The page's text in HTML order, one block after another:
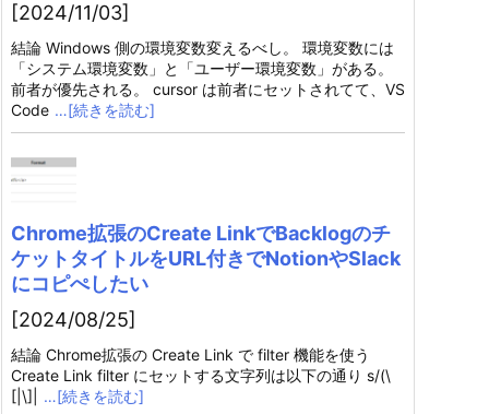
[2024/11/03]
結論 Windows 側の環境変数変えるべし。 環境変数には
「システム環境変数」と「ユーザー環境変数」がある。
前者が優先される。 cursor は前者にセットされてて、VS
Code …[続きを読む]
Chrome拡張のCreate LinkでBacklogのチ
ケットタイトルをURL付きでNotionやSlack
にコピぺしたい
[2024/08/25]
結論 Chrome拡張の Create Link で filter 機能を使う
Create Link filter にセットする文字列は以下の通り s/(\
[|\]|
…[続きを読む]